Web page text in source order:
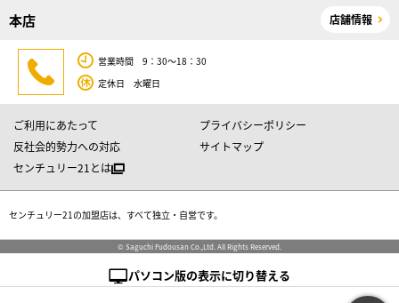
本店 店舗情報
営業時間 9：30～18：30
定休日 水曜日
ご利用にあたって
プライバシーポリシー
反社会的勢力への対応
サイトマップ
センチュリー21とは
センチュリー21の加盟店は、すべて独立・自営です。
© Saguchi Fudousan Co.,Ltd. All Rights Reserved.
パソコン版の表示に切り替える